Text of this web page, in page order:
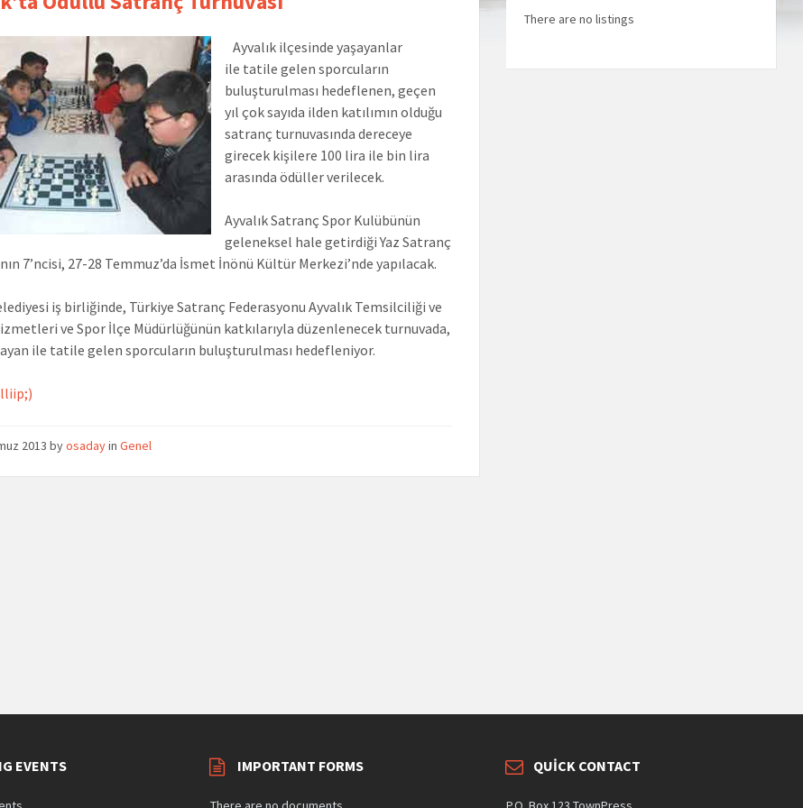
Ayvalık ilçesinde yaşayanlar
ile tatile gelen sporcuların
buluşturulması hedeflenen, geçen
yıl çok sayıda ilden katılımın olduğu
satranç turnuvasında dereceye
girecek kişilere 100 lira ile bin lira
arasında ödüller verilecek.
Ayvalık Satranç Spor Kulübünün
geleneksel hale getirdiği Yaz Satranç
7’ncisi, 27-28 Temmuz’da İsmet İnönü Kültür Merkezi’nde yapılacak.
iş birliğinde, Türkiye Satranç Federasyonu Ayvalık Temsilciliği ve
ve Spor İlçe Müdürlüğünün katkılarıyla düzenlenecek turnuvada,
ile tatile gelen sporcuların buluşturulması hedefleniyor.
2013byosadayinGenel
There are no listings
EVENTS IMPORTANT FORMS QUICK CONTACT